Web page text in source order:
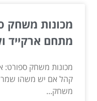
מכונות משחק
מתחם ארקייד
מכונות משחק ספורט:
קהל אם יש משהו
משחק...